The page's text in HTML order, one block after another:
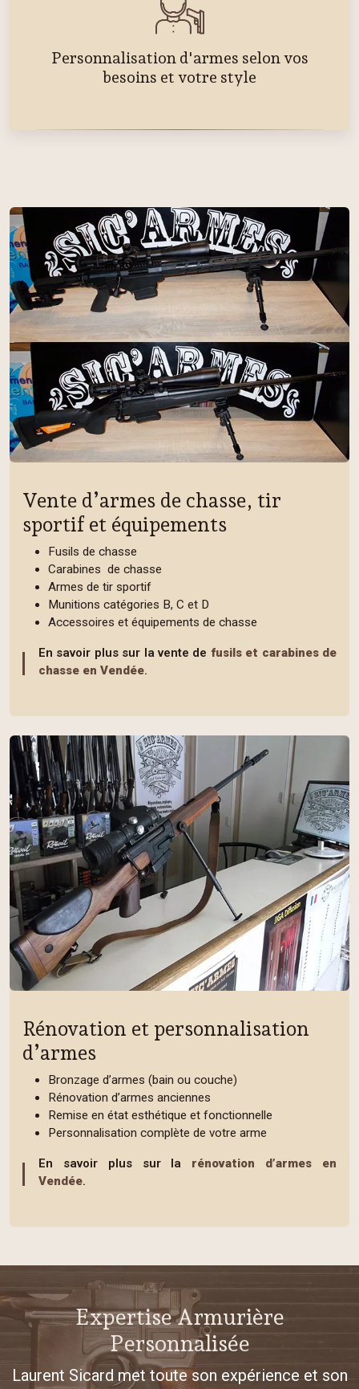
Personnalisation d'armes selon vos
besoins et votre style
Vente d’armes de chasse, tir
sportif et équipements
Fusils de chasse
Carabines de chasse
Armes de tir sportif
Munitions catégories B, C et D
Accessoires et équipements de chasse
En savoir plus sur la vente de fusils et carabines de
chasse en Vendée.
Rénovation et personnalisation
d’armes
Bronzage d’armes (bain ou couche)
Rénovation d’armes anciennes
Remise en état esthétique et fonctionnelle
Personnalisation complète de votre arme
En savoir plus sur la rénovation d’armes en
Vendée.
Expertise Armurière
Personnalisée
Laurent Sicard met toute son expérience et son